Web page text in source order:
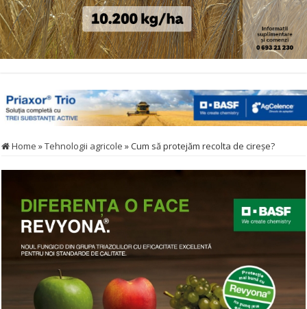
Home »Tehnologii agricole »Cum să protejăm recolta de cireșe?